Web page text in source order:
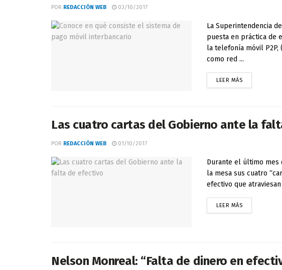
POR REDACCIÓN WEB 03/10/2017
La Superintendencia
puesta en práctica de
la telefonía móvil
como red ...
LEER MÁS
Las cuatro cartas del Gobierno ante la
POR REDACCIÓN WEB 01/10/2017
Durante el último
la mesa sus cuatro
efectivo que
LEER MÁS
Nelson Monreal: “Falta de dinero en